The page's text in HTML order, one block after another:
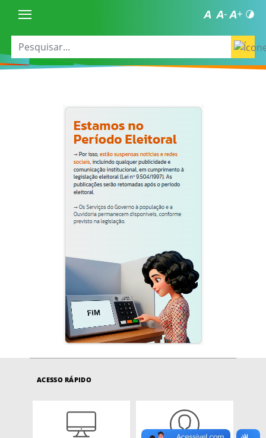
ACESSO RÁPIDO